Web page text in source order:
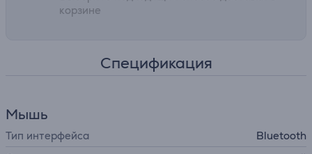
корзине
Спецификация
Мышь
Тип интерфейса
Bluetooth